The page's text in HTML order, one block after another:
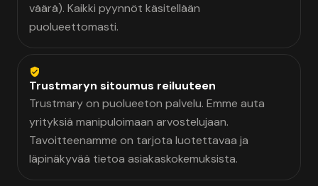
väärä). Kaikki pyynnöt käsitellään
puolueettomasti.
Trustmaryn sitoumus reiluuteen
Trustmary on puolueeton palvelu. Emme auta
yrityksiä manipuloimaan arvostelujaan.
Tavoitteenamme on tarjota luotettavaa ja
läpinäkyvää tietoa asiakaskokemuksista.